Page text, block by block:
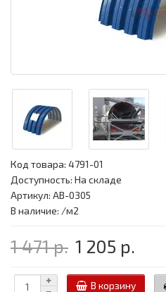
Код товара: 4791-01
Доступность: На складе
Артикул: АВ-0305
В наличие: /м2
1 471 р. 1 205 р.
В корзину